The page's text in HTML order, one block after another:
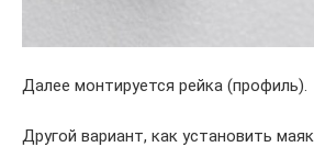
Далее монтируется рейка (профиль).
Другой вариант, как установить